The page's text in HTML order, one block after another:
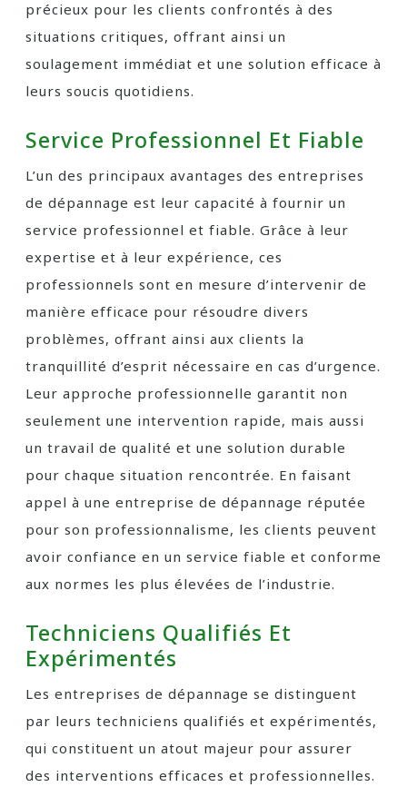
précieux pour les clients confrontés à des
situations critiques, offrant ainsi un
soulagement immédiat et une solution efficace à
leurs soucis quotidiens.
Service Professionnel Et Fiable
L’un des principaux avantages des entreprises
de dépannage est leur capacité à fournir un
service professionnel et fiable. Grâce à leur
expertise et à leur expérience, ces
professionnels sont en mesure d’intervenir de
manière efficace pour résoudre divers
problèmes, offrant ainsi aux clients la
tranquillité d’esprit nécessaire en cas d’urgence.
Leur approche professionnelle garantit non
seulement une intervention rapide, mais aussi
un travail de qualité et une solution durable
pour chaque situation rencontrée. En faisant
appel à une entreprise de dépannage réputée
pour son professionnalisme, les clients peuvent
avoir confiance en un service fiable et conforme
aux normes les plus élevées de l’industrie.
Techniciens Qualifiés Et
Expérimentés
Les entreprises de dépannage se distinguent
par leurs techniciens qualifiés et expérimentés,
qui constituent un atout majeur pour assurer
des interventions efficaces et professionnelles.